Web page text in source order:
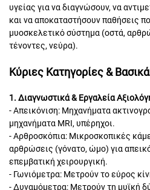
υγείας για να διαγνώσουν, να
και να αποκαταστήσουν παθήσεις
μυοσκελετικό σύστημα (οστά,
τένοντες, νεύρα).
Κύριες Κατηγορίες &
1. Διαγνωστικά & Εργαλεία
- Απεικόνιση: Μηχανήματα
μηχανήματα MRI, υπέρηχοι.
- Αρθροσκόπια: Μικροσκοπικές
αρθρώσεις (γόνατο, ώμο) για
επεμβατική χειρουργική.
- Γωνιόμετρα: Μετρούν το εύρος
- Δυναμόμετρα: Μετρούν τη μυϊκή